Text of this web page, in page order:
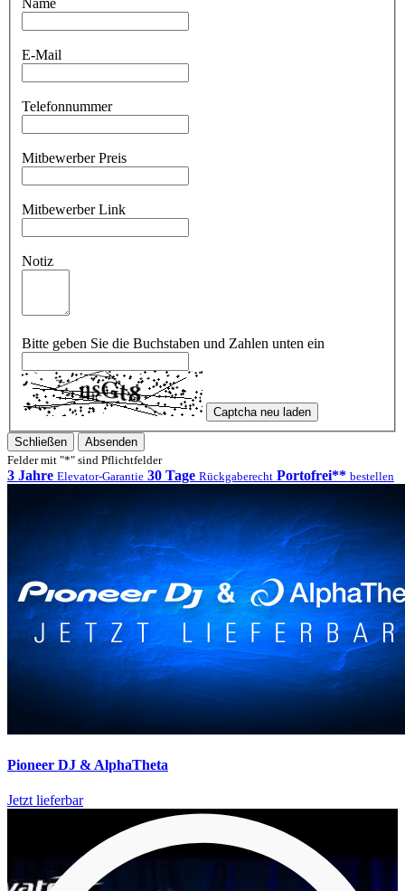
E-Mail
Telefonnummer
Mitbewerber Preis
Mitbewerber Link
Notiz
Bitte geben Sie die Buchstaben und Zahlen unten ein
Captcha neu laden
Schließen
Absenden
Felder mit "*" sind Pflichtfelder
3 Jahre Elevator-Garantie 30 Tage Rückgaberecht Portofrei** bestellen
Pioneer DJ & AlphaTheta
Jetzt lieferbar